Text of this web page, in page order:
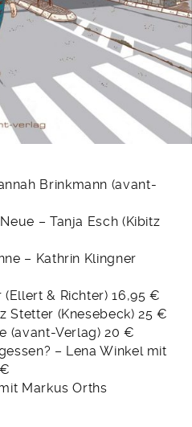
Brinkmann (avant-
– Tanja Esch (Kibitz
– Kathrin Klingner
& Richter) 16,95 €
Stetter (Knesebeck) 25 €
(avant-Verlag) 20 €
– Lena Winkel mit
Markus Orths